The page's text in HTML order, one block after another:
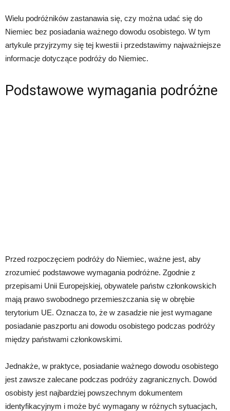
Wielu podróżników zastanawia się, czy można udać się do
Niemiec bez posiadania ważnego dowodu osobistego. W tym
artykule przyjrzymy się tej kwestii i przedstawimy najważniejsze
informacje dotyczące podróży do Niemiec.
Podstawowe wymagania podróżne
Przed rozpoczęciem podróży do Niemiec, ważne jest, aby
zrozumieć podstawowe wymagania podróżne. Zgodnie z
przepisami Unii Europejskiej, obywatele państw członkowskich
mają prawo swobodnego przemieszczania się w obrębie
terytorium UE. Oznacza to, że w zasadzie nie jest wymagane
posiadanie paszportu ani dowodu osobistego podczas podróży
między państwami członkowskimi.
Jednakże, w praktyce, posiadanie ważnego dowodu osobistego
jest zawsze zalecane podczas podróży zagranicznych. Dowód
osobisty jest najbardziej powszechnym dokumentem
identyfikacyjnym i może być wymagany w różnych sytuacjach,